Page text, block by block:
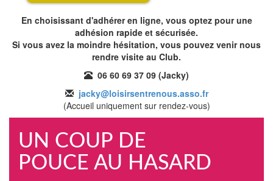
En choisissant d'adhérer en ligne, vous optez pour une
adhésion rapide et sécurisée.
Si vous avez la moindre hésitation, vous pouvez venir nous
rendre visite au Club.
06 60 69 37 09 (Jacky)
jacky@loisirsentrenous.asso.fr
(Accueil uniquement sur rendez-vous)
UN COUP DE
POUCE AU HASARD